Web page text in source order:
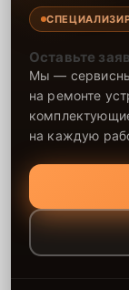
Оставьте
Мы —
на ремонте
на каждую